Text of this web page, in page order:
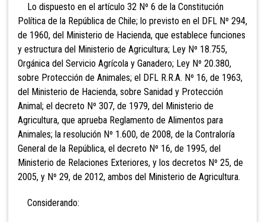
Lo dispuesto en el artículo 32 Nº 6 de la Constitución
Política de la República de Chile; lo previsto en el DFL Nº 294,
de 1960, del Ministerio de Hacienda, que establece funciones
y estructura del Ministerio de Agricultura; Ley Nº 18.755,
Orgánica del Servicio Agrícola y Ganadero; Ley Nº 20.380,
sobre Protección de Animales; el DFL R.R.A. Nº 16, de 1963,
del Ministerio de Hacienda, sobre Sanidad y Protección
Animal; el decreto Nº 307, de 1979, del Ministerio de
Agricultura, que aprueba Reglamento de Alimentos para
Animales; la resolución Nº 1.600, de 2008, de la Contraloría
General de la República, el decreto Nº 16, de 1995, del
Ministerio de Relaciones Exteriores, y los decretos Nº 25, de
2005, y Nº 29, de 2012, ambos del Ministerio de Agricultura.
Considerando: